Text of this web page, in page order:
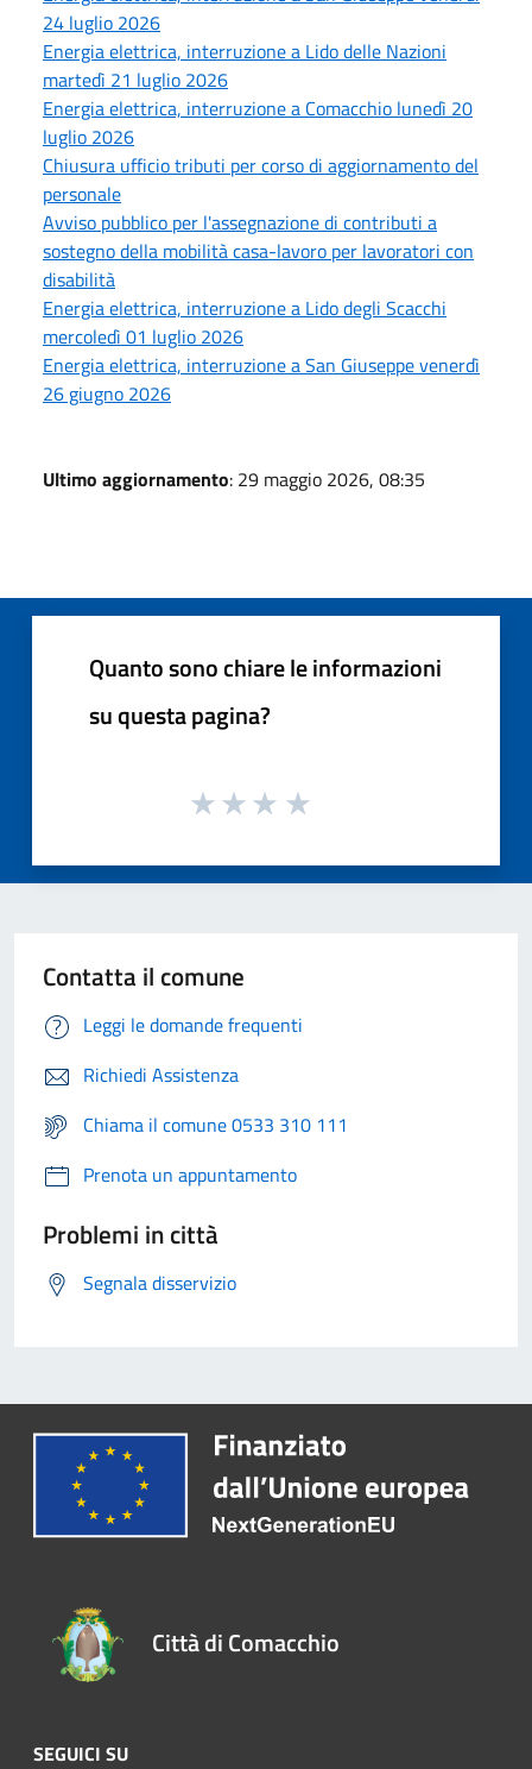
24 luglio 2026
Energia elettrica, interruzione a Lido delle Nazioni
martedì 21 luglio 2026
Energia elettrica, interruzione a Comacchio lunedì 20
luglio 2026
Chiusura ufficio tributi per corso di aggiornamento del
personale
Avviso pubblico per l'assegnazione di contributi a
sostegno della mobilità casa-lavoro per lavoratori con
disabilità
Energia elettrica, interruzione a Lido degli Scacchi
mercoledì 01 luglio 2026
Energia elettrica, interruzione a San Giuseppe venerdì
26 giugno 2026
Ultimo aggiornamento: 29 maggio 2026, 08:35
Quanto sono chiare le informazioni
su questa pagina?
Contatta il comune
Leggi le domande frequenti
Richiedi Assistenza
Chiama il comune 0533 310 111
Prenota un appuntamento
Problemi in città
Segnala disservizio
Città di Comacchio
SEGUICI SU